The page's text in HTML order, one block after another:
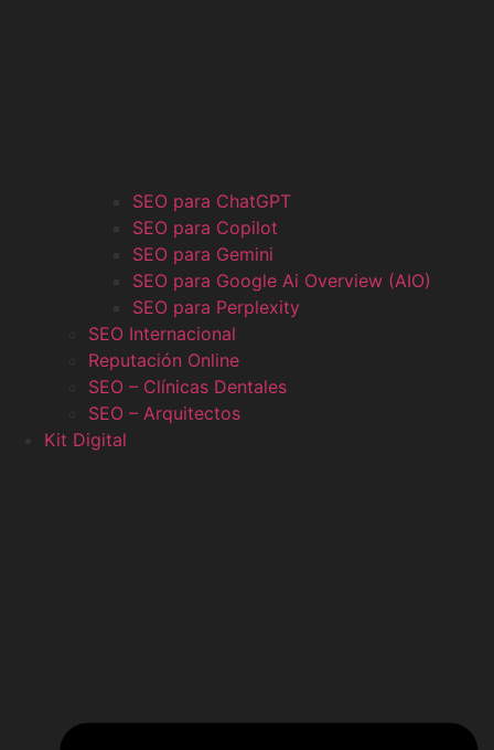
SEO para ChatGPT
SEO para Copilot
SEO para Gemini
SEO para Google Ai Overview (AIO)
SEO para Perplexity
SEO Internacional
Reputación Online
SEO – Clínicas Dentales
SEO – Arquitectos
Kit Digital